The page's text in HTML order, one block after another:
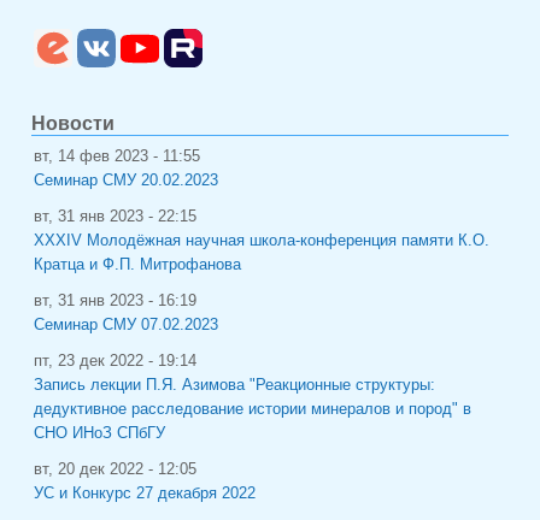
Новости
вт, 14 фев 2023 - 11:55
Семинар СМУ 20.02.2023
вт, 31 янв 2023 - 22:15
XXXIV Молодёжная научная школа-конференция памяти К.О.
Кратца и Ф.П. Митрофанова
вт, 31 янв 2023 - 16:19
Семинар СМУ 07.02.2023
пт, 23 дек 2022 - 19:14
Запись лекции П.Я. Азимова "Реакционные структуры:
дедуктивное расследование истории минералов и пород" в
СНО ИНоЗ СПбГУ
вт, 20 дек 2022 - 12:05
УС и Конкурс 27 декабря 2022